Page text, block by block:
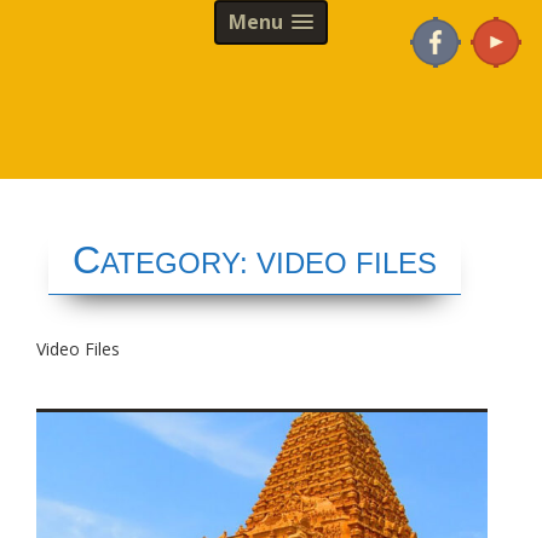
Menu
CATEGORY: VIDEO FILES
Video Files